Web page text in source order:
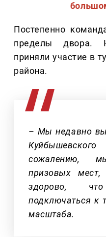
Постепенно
пределы двора.
приняли участие в
района.
– Мы недавно
сожалению,
призовых
здорово,
подключаться к
масштаба.